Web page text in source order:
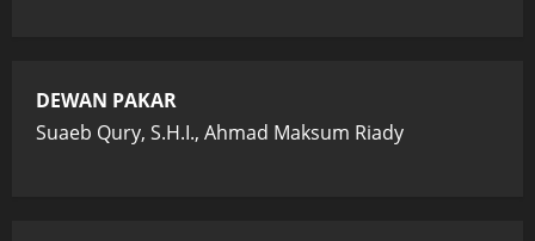
DEWAN PAKAR
Suaeb Qury, S.H.I., Ahmad Maksum Riady